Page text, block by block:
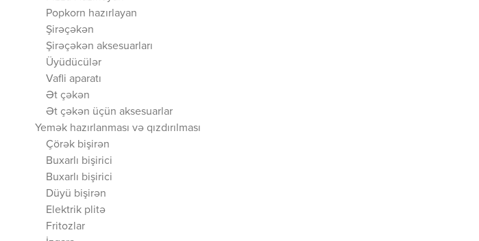
Popkorn hazırlayan
Şirəçəkən
Şirəçəkən aksesuarları
Üyüdücülər
Vafli aparatı
Ət çəkən
Ət çəkən üçün aksesuarlar
Yemək hazırlanması və qızdırılması
Çörək bişirən
Buxarlı bişirici
Buxarlı bişirici
Düyü bişirən
Elektrik plitə
Fritozlar